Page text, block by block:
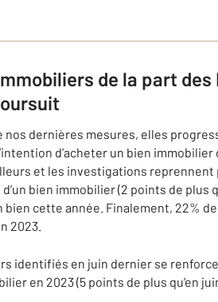
de la part
dernières mesures, elles
d’acheter un bien immobilier
et les investigations reprennent
bien immobilier (2 points de plus
cette année. Finalement, 22%
2023.
identifiés en juin dernier se
en 2023 (5 points de plus qu’en